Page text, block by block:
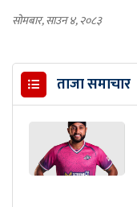
सोमबार, साउन ४, २०८३
ताजा समाचार